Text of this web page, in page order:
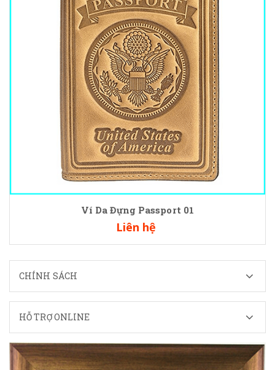
Ví Da Đựng Passport 01
Liên hệ
CHÍNH SÁCH
HỖ TRỢ ONLINE